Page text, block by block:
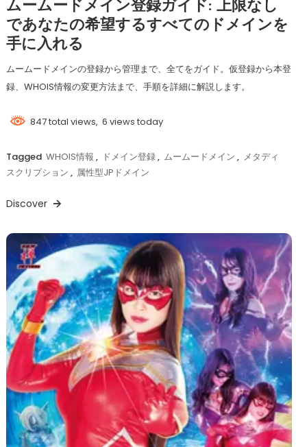
ムームードメイン登録ガイド: 上限なし
であなたの希望するすべてのドメインを
手に入れる
ムームードメインの登録から管理まで、全てをガイド。仮登録から本登
録、WHOIS情報の変更方法まで、手順を詳細に解説します。
847 total views, 6 views today
Tagged WHOIS情報 , ドメイン登録, ムームードメイン , メタディ
スクリプション , 属性型JPドメイン
Discover